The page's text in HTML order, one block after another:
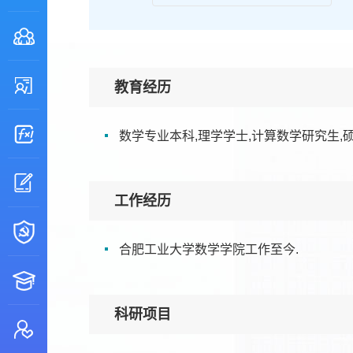
教育经历
数学专业本科,理学学士,计算数学研究生,
工作经历
合肥工业大学数学学院工作至今.
科研项目